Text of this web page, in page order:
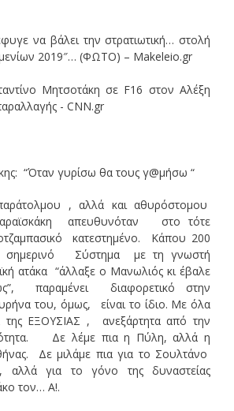
“Όταν γυρίσω θα τους γ@μήσω “
, αλλά και αθυρόστομου
απευθυνόταν στο τότε
κατεστημένο. Κάπου 200
σημερινό Σύστημα με τη γνωστή
ατάκα “άλλαξε ο Μανωλιός κι έβαλε
παραμένει διαφορετικό στην
του, όμως, είναι το ίδιο. Με όλα
της ΕΞΟΥΣΙΑΣ , ανεξάρτητα από την
Δε λέμε πια η Πύλη, αλλά η
Δε μιλάμε πια για το Σουλτάνο
για το γόνο της δυναστείας
τον… Α!.